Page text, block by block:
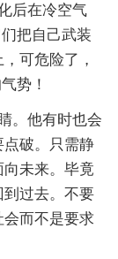
后在冷空气
把自己武装
可危险了，
势！
。他有时也会
破。只需静
未来。毕竟
过去。不要
而不是要求